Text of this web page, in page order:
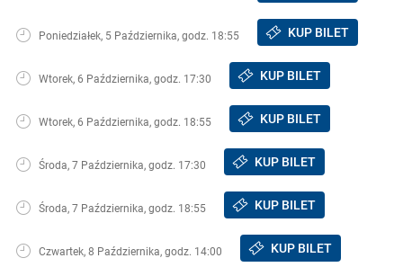
Poniedziałek, 5 Października, godz. 18:55 KUP BILET
Wtorek, 6 Października, godz. 17:30 KUP BILET
Wtorek, 6 Października, godz. 18:55 KUP BILET
Środa, 7 Października, godz. 17:30 KUP BILET
Środa, 7 Października, godz. 18:55 KUP BILET
Czwartek, 8 Października, godz. 14:00 KUP BILET